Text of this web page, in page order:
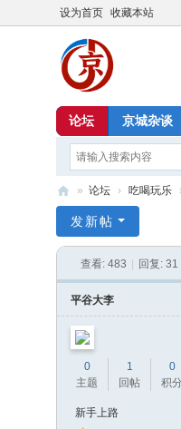
设为首页 收藏本站
论坛 京城杂谈
京
» 论坛 › 吃喝玩乐
发新帖
查看: 483 回复: 31
平谷大李
0
主题
1
回帖
0
积
新手上路